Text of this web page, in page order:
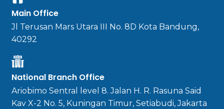
Main Office
Jl Terusan Mars Utara III No. 8D Kota Bandung,
40292
National Branch Office
Ariobimo Sentral level 8. Jalan H. R. Rasuna Said
Kav X-2 No. 5, Kuningan Timur, Setiabudi, Jakarta